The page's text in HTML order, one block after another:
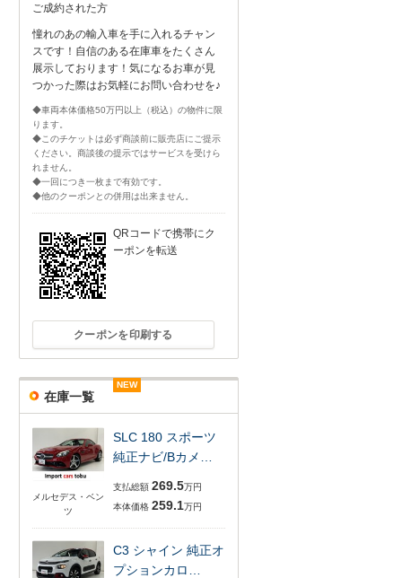
ご成約された方
憧れのあの輸入車を手に入れるチャン
スです！自信のある在庫車をたくさん
展示しております！気になるお車が見
つかった際はお気軽にお問い合わせを♪
◆車両本体価格50万円以上（税込）の物件に限
ります。
◆このチケットは必ず商談前に販売店にご提示
ください。商談後の提示ではサービスを受けら
れません。
◆一回につき一枚まで有効です。
◆他のクーポンとの併用は出来ません。
QRコードで携帯にク
ーポンを転送
クーポンを印刷する
在庫一覧
メルセデス・ベン
ツ
NEW
SLC 180 スポーツ
純正ナビ/Bカメ…
支払総額 269.5万円
本体価格 259.1万円
NEW
C3 シャイン 純正オ
プションカロ…
NEW
NEW
NEW
NEW